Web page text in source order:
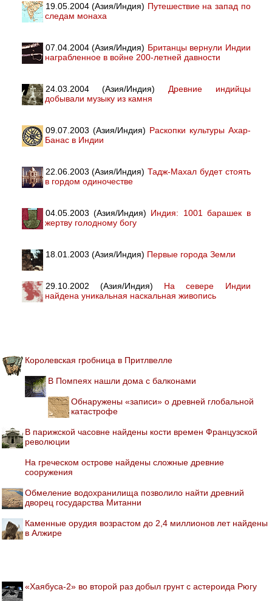
19.05.2004 (Азия/Индия) Путешествие на запад по
следам монаха
07.04.2004 (Азия/Индия) Британцы вернули Индии
награбленное в войне 200-летней давности
24.03.2004 (Азия/Индия) Древние индийцы
добывали музыку из камня
09.07.2003 (Азия/Индия) Раскопки культуры Ахар-
Банас в Индии
22.06.2003 (Азия/Индия) Тадж-Махал будет стоять
в гордом одиночестве
04.05.2003 (Азия/Индия) Индия: 1001 барашек в
жертву голодному богу
18.01.2003 (Азия/Индия) Первые города Земли
29.10.2002 (Азия/Индия) На севере Индии
найдена уникальная наскальная живопись
Королевская гробница в Притлвелле
В Помпеях нашли дома с балконами
Обнаружены «записи» о древней глобальной
катастрофе
В парижской часовне найдены кости времен Французской
революции
На греческом острове найдены сложные древние
сооружения
Обмеление водохранилища позволило найти древний
дворец государства Митанни
Каменные орудия возрастом до 2,4 миллионов лет найдены
в Алжире
«Хаябуса-2» во второй раз добыл грунт с астероида Рюгу